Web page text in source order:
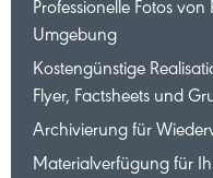
Professionelle Fotos
Umgebung
Kostengünstige
Flyer, Factsheets und
Archivierung für
Materialverfügung für